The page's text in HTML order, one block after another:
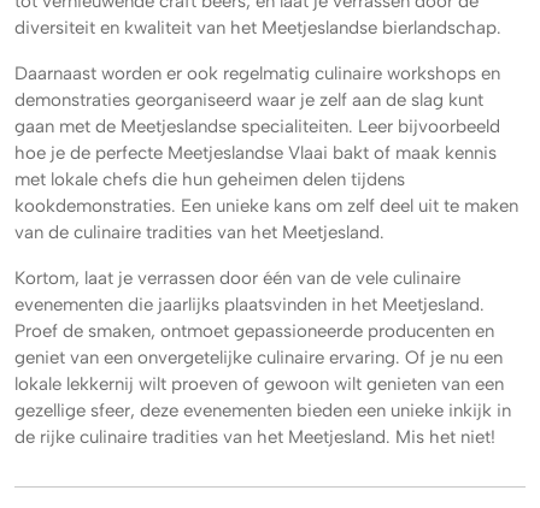
diversiteit en kwaliteit van het Meetjeslandse bierlandschap.
Daarnaast worden er ook regelmatig culinaire workshops en
demonstraties georganiseerd waar je zelf aan de slag kunt
gaan met de Meetjeslandse specialiteiten. Leer bijvoorbeeld
hoe je de perfecte Meetjeslandse Vlaai bakt of maak kennis
met lokale chefs die hun geheimen delen tijdens
kookdemonstraties. Een unieke kans om zelf deel uit te maken
van de culinaire tradities van het Meetjesland.
Kortom, laat je verrassen door één van de vele culinaire
evenementen die jaarlijks plaatsvinden in het Meetjesland.
Proef de smaken, ontmoet gepassioneerde producenten en
geniet van een onvergetelijke culinaire ervaring. Of je nu een
lokale lekkernij wilt proeven of gewoon wilt genieten van een
gezellige sfeer, deze evenementen bieden een unieke inkijk in
de rijke culinaire tradities van het Meetjesland. Mis het niet!